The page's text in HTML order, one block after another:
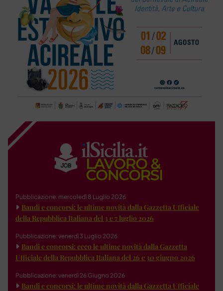
Pubblicazione: mercoledì 8 Luglio 2026
Bandi e concorsi: le ultime novità dalla Gazzetta Ufficiale
della Repubblica Italiana del 3 e 7 luglio 2026
Pubblicazione: venerdì 3 Luglio 2026
Bandi e concorsi: ecco le ultime novità dalla Gazzetta
Ufficiale della Repubblica Italiana del 26 e 30 giugno 2026
Pubblicazione: venerdì 26 Giugno 2026
Bandi e concorsi: le ultime novità dalla Gazzetta Ufficiale